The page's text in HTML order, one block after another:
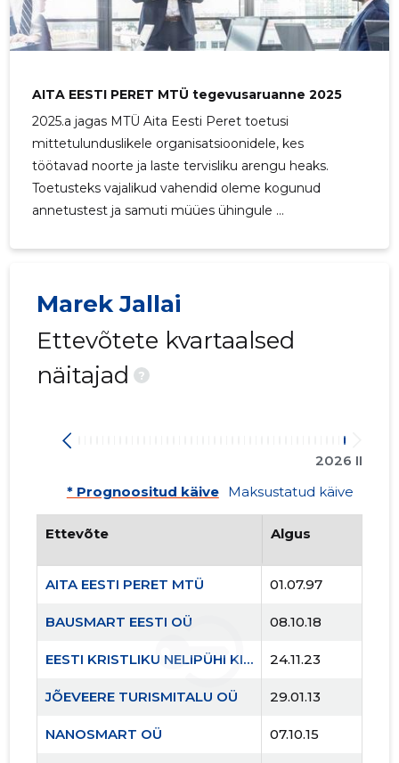
AITA EESTI PERET MTÜ tegevusaruanne 2025
2025.a jagas MTÜ Aita Eesti Peret toetusi
mittetulunduslikele organisatsioonidele, kes
töötavad noorte ja laste tervisliku arengu heaks.
Toetusteks vajalikud vahendid oleme kogunud
annetustest ja samuti müües ühingule ...
Marek Jallai
Ettevõtete kvartaalsed
näitajad
?
2026 II
* Prognoositud käive Maksustatud käive
Ettevõte Algus
AITA EESTI PERET MTÜ 01.07.97
BAUSMART EESTI OÜ 08.10.18
EESTI KRISTLIKU NELIPÜHI KIRIKU RAE KOGUDUS MTÜ 24.11.23
JÕEVEERE TURISMITALU OÜ 29.01.13
NANOSMART OÜ 07.10.15